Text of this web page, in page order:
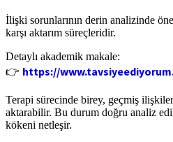
İlişki sorunlarının derin analizinde
karşı aktarım süreçleridir.
Detaylı akademik makale:
👉 https://
Terapi sürecinde birey, geçmiş
aktarabilir. Bu durum doğru analiz
kökeni netleşir.